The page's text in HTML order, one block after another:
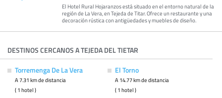
El Hotel Rural Hojaranzos está situado en el entorno natural de la
región de La Vera, en Tejeda de Titar. Ofrece un restaurante y una
decoración rústica con antigüedades y muebles de diseño.
DESTINOS CERCANOS A TEJEDA DEL TIETAR
Torremenga De La Vera
A 7.31 km de distancia
( 1 hotel )
El Torno
A 14.77 km de distancia
( 1 hotel )